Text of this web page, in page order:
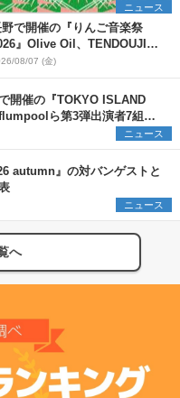
ニュース
で開催の『りんご音楽祭
』Olive Oil、TENDOUJIら
弾出演アーティスト（16組）
表
08/07 (金)
開催の『TOKYO ISLAND
ら第3弾出演者7組を
・アート出展者を募集ニュース
autumn』の対バンゲストと
ニュース
へ